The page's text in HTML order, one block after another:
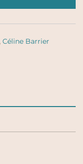
Céline Barrier